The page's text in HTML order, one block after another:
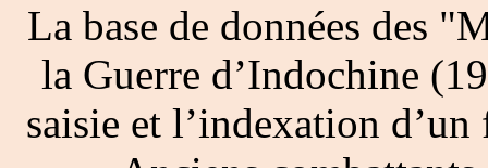
La base de données des
la Guerre d’Indochine
saisie et l’indexation